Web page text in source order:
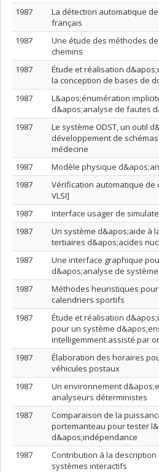
1987
La détection automatique
français
1987
Une étude des méthodes
chemins
1987
Étude et réalisation
la conception de bases de
1987
L&apos;énumération
d&apos;analyse de fautes
1987
Le système ODST, un outil
développement de
médecine
1987
Modèle physique
1987
Vérification automatique de
VLSI]
1987
Interface usager de
1987
Un système d&apos;aide à
tertiaires d&apos;acides
1987
Une interface graphique
d&apos;analyse de
1987
Méthodes heuristiques
calendriers sportifs
1987
Étude et réalisation
pour un système
intelligemment assisté par
1987
Élaboration des horaires
véhicules postaux
1987
Un environnement
analyseurs déterministes
1987
Comparaison de la
portemanteau pour tester
d&apos;indépendance
1987
Contribution à la
systèmes interactifs